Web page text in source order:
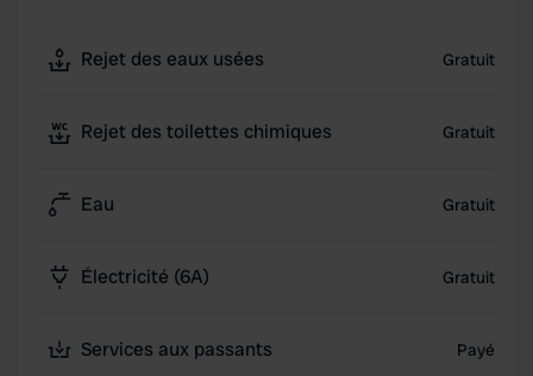
Rejet des eaux usées Gratuit
Rejet des toilettes chimiques Gratuit
Eau Gratuit
Électricité (6A) Gratuit
Services aux passants Payé